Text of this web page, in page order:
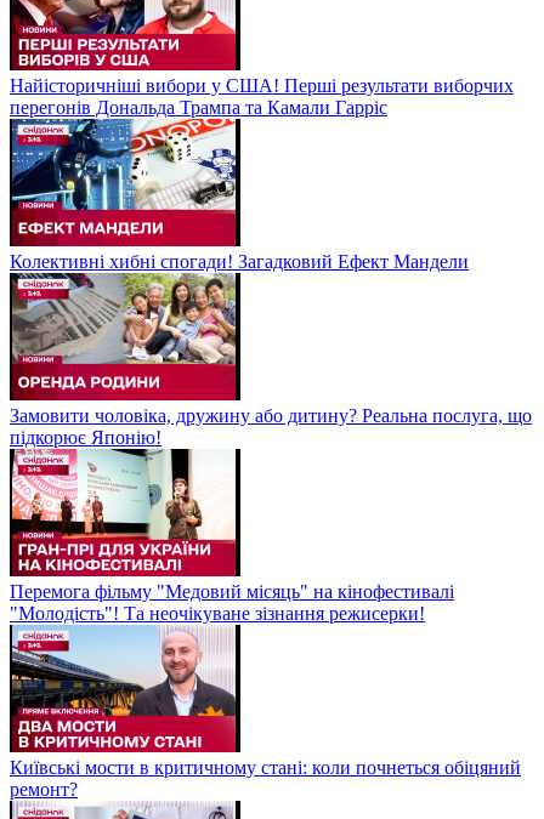
Найісторичніші вибори у США! Перші результати виборчих
перегонів Дональда Трампа та Камали Гарріс
Колективні хибні спогади! Загадковий Ефект Мандели
Замовити чоловіка, дружину або дитину? Реальна послуга, що
підкорює Японію!
Перемога фільму "Медовий місяць" на кінофестивалі
"Молодість"! Та неочікуване зізнання режисерки!
Київські мости в критичному стані: коли почнеться обіцяний
ремонт?